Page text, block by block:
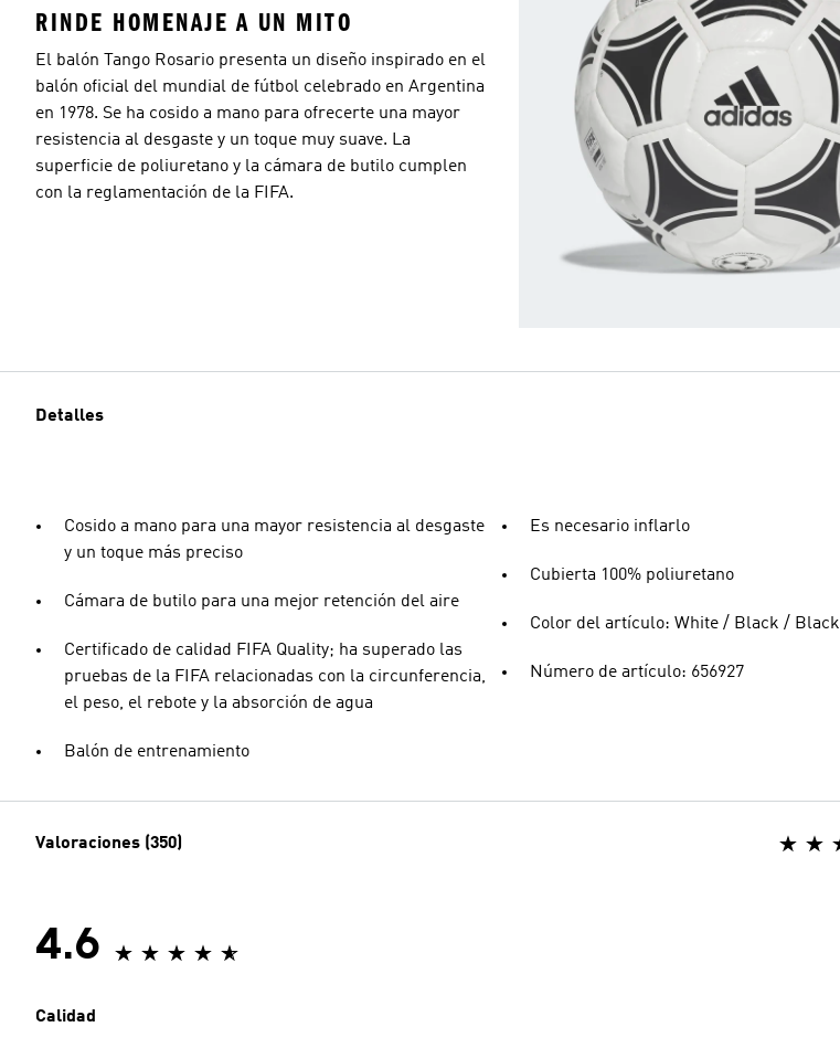
RINDE HOMENAJE A UN MITO
El balón Tango Rosario presenta un diseño inspirado en el
balón oficial del mundial de fútbol celebrado en Argentina
en 1978. Se ha cosido a mano para ofrecerte una mayor
resistencia al desgaste y un toque muy suave. La
superficie de poliuretano y la cámara de butilo cumplen
con la reglamentación de la FIFA.
Detalles
Cosido a mano para una mayor resistencia al desgaste
y un toque más preciso
Cámara de butilo para una mejor retención del aire
Certificado de calidad FIFA Quality; ha superado las
pruebas de la FIFA relacionadas con la circunferencia,
el peso, el rebote y la absorción de agua
Balón de entrenamiento
Es necesario inflarlo
Cubierta 100% poliuretano
Color del artículo: White / Black / Black
Número de artículo: 656927
Valoraciones (350)
4.6
Calidad